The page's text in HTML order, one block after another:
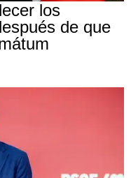
los
de que